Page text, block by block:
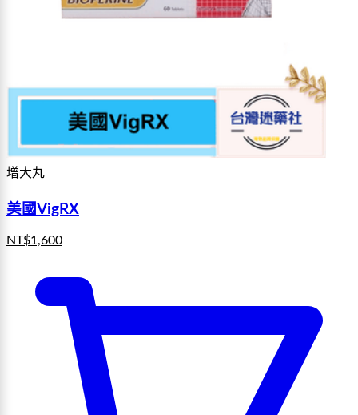
增大丸
美國VigRX
NT$1,600